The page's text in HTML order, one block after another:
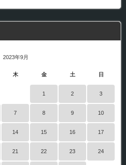
2023年9月
木 金 土 日
1 2 3
7 8 9 10
14 15 16 17
21 22 23 24